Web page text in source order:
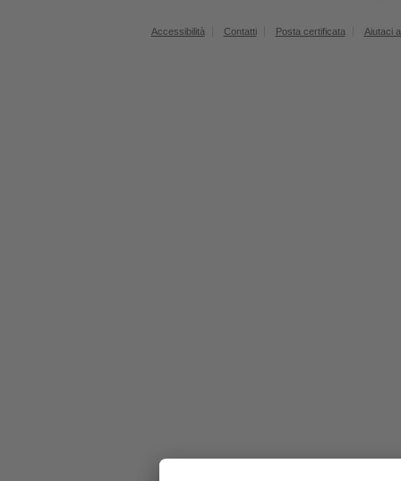
Accessibilità Contatti Posta certificata Aiutaci